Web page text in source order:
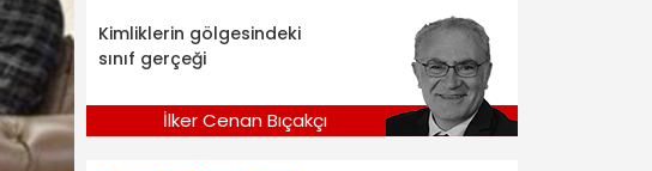
Kimliklerin gölgesindeki
sınıf gerçeği
İlker Cenan Bıçakçı